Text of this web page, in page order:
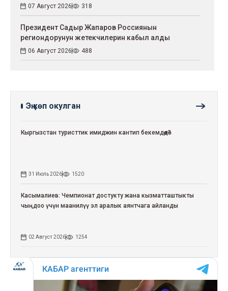
07 Август 2026 318
Президент Садыр Жапаров Россиянын
региондорунун жетекчилерин кабыл алды
06 Август 2026 488
Эң көп окулган
Кыргызстан туристтик имиджин кантип бекемдөөдө?
31 Июль 2026 1520
Касымалиев: Чемпионат достукту жана кызматташтыкты
чыңдоо үчүн маанилүү эл аралык аянтчага айланды
02 Август 2026 1254